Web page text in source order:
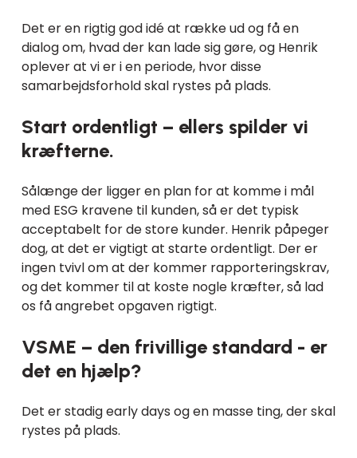
Det er en rigtig god idé at række ud og få en
dialog om, hvad der kan lade sig gøre, og Henrik
oplever at vi er i en periode, hvor disse
samarbejdsforhold skal rystes på plads.
Start ordentligt – ellers spilder vi
kræfterne.
Sålænge der ligger en plan for at komme i mål
med ESG kravene til kunden, så er det typisk
acceptabelt for de store kunder. Henrik påpeger
dog, at det er vigtigt at starte ordentligt. Der er
ingen tvivl om at der kommer rapporteringskrav,
og det kommer til at koste nogle kræfter, så lad
os få angrebet opgaven rigtigt.
VSME – den frivillige standard - er
det en hjælp?
Det er stadig early days og en masse ting, der skal
rystes på plads.